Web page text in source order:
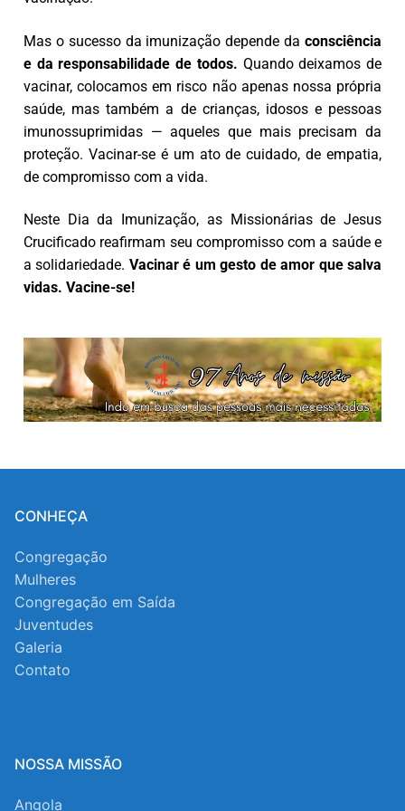
Mas o sucesso da imunização depende da consciência
e da responsabilidade de todos. Quando deixamos de
vacinar, colocamos em risco não apenas nossa própria
saúde, mas também a de crianças, idosos e pessoas
imunossuprimidas — aqueles que mais precisam da
proteção. Vacinar-se é um ato de cuidado, de empatia,
de compromisso com a vida.
Neste Dia da Imunização, as Missionárias de Jesus
Crucificado reafirmam seu compromisso com a saúde e
a solidariedade. Vacinar é um gesto de amor que salva
vidas. Vacine-se!
CONHEÇA
Congregação
Mulheres
Congregação em Saída
Juventudes
Galeria
Contato
NOSSA MISSÃO
Angola